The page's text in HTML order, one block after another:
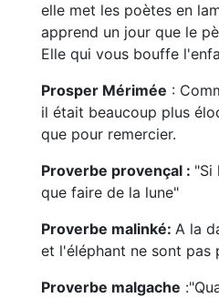
elle met les poètes en
apprend un jour que le
Elle qui vous bouffe
Prosper Mérimée :
il était beaucoup plus
que pour remercier.
Proverbe provençal : "Si
que faire de la lune"
Proverbe malinké: A la
et l'éléphant ne sont pas
Proverbe malgache